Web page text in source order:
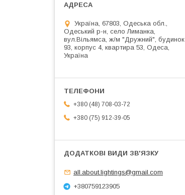
Україна, 67803, Одеська обл.,
Одеський р-н, село Лиманка,
вул.Вільямса, ж/м "Дружний", будинок
93, корпус 4, квартира 53, Одеса,
Україна
+380 (48) 708-03-72
+380 (75) 912-39-05
all.about.lightings@gmail.com
+380759123905